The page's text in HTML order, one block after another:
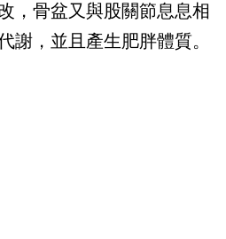
，骨盆又與股關節息息相
謝，並且產生肥胖體質。